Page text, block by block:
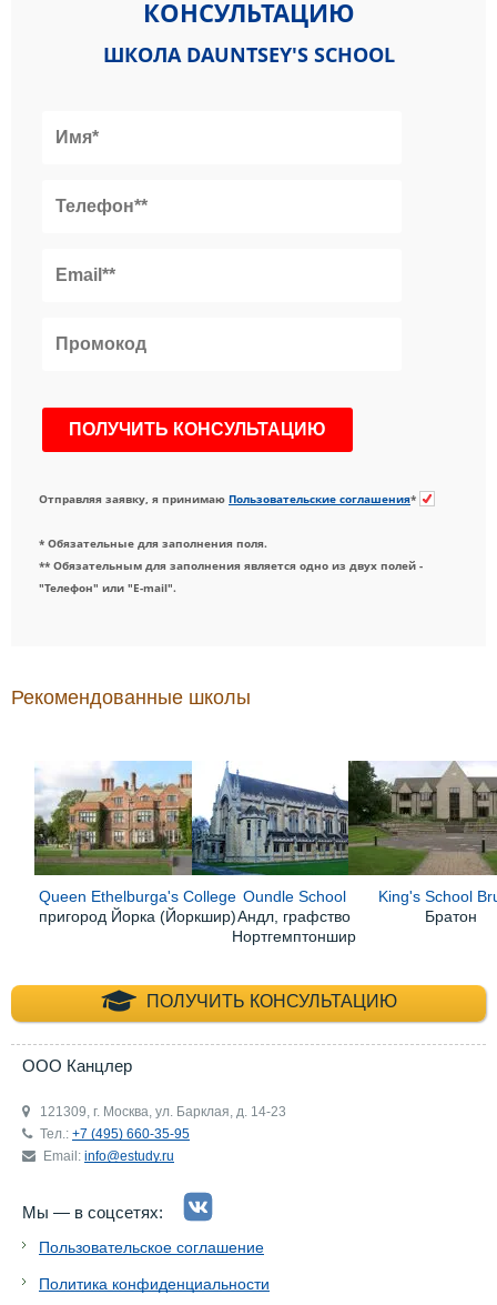
КОНСУЛЬТАЦИЮ
ШКОЛА DAUNTSEY'S SCHOOL
Отправляя заявку, я принимаю Пользовательские соглашения*
* Обязательные для заполнения поля.
** Обязательным для заполнения является одно из двух полей -
"Телефон" или "E-mail".
Рекомендованные школы
Queen Ethelburga's College
пригород Йорка (Йоркшир)
Oundle School
Андл, графство
Нортгемптоншир
King's School
Братон
ПОЛУЧИТЬ КОНСУЛЬТАЦИЮ
+7 (495) 660-35-
ООО Канцлер
121309, г. Москва, ул. Барклая, д. 14-23
Тел.: +7 (495) 660-35-95
Email: info@estudy.ru
Мы — в соцсетях:
Пользовательское соглашение
Политика конфиденциальности